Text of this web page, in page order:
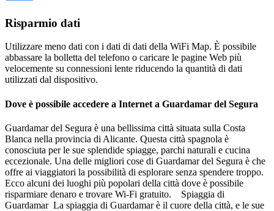
Risparmio dati
Utilizzare meno dati con i dati di dati della WiFi Map. È possibile
abbassare la bolletta del telefono o caricare le pagine Web più
velocemente su connessioni lente riducendo la quantità di dati
utilizzati dal dispositivo.
Dove è possibile accedere a Internet a Guardamar del Segura
Guardamar del Segura è una bellissima città situata sulla Costa
Blanca nella provincia di Alicante. Questa città spagnola è
conosciuta per le sue splendide spiagge, parchi naturali e cucina
eccezionale. Una delle migliori cose di Guardamar del Segura è che
offre ai viaggiatori la possibilità di esplorare senza spendere troppo.
Ecco alcuni dei luoghi più popolari della città dove è possibile
risparmiare denaro e trovare Wi-Fi gratuito. Spiaggia di
Guardamar La spiaggia di Guardamar è il cuore della città, e le sue